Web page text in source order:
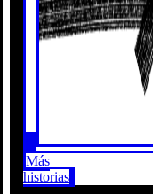
Más
historias